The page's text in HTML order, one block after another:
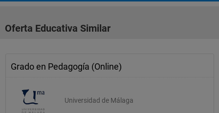
Oferta Educativa Similar
Grado en Pedagogía (Online)
Universidad de Málaga